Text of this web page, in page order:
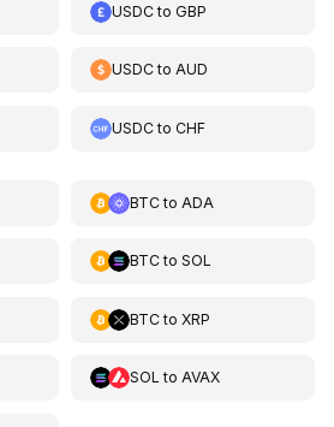
USDCtoGBP
USDCtoAUD
USDCtoCHF
BTCto ADA
BTCto SOL
BTCto XRP
SOL to AVAX